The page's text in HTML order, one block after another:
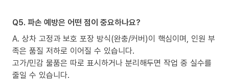
Q5. 파손 예방은 어떤 점이 중요하나요?
A. 상차 고정과 보호 포장 방식(완충/커버)이 핵심이며, 인원 부
족은 품질 저하로 이어질 수 있습니다.
고가/민감 물품은 따로 표시하거나 분리해두면 작업 중 실수를
줄일 수 있습니다.